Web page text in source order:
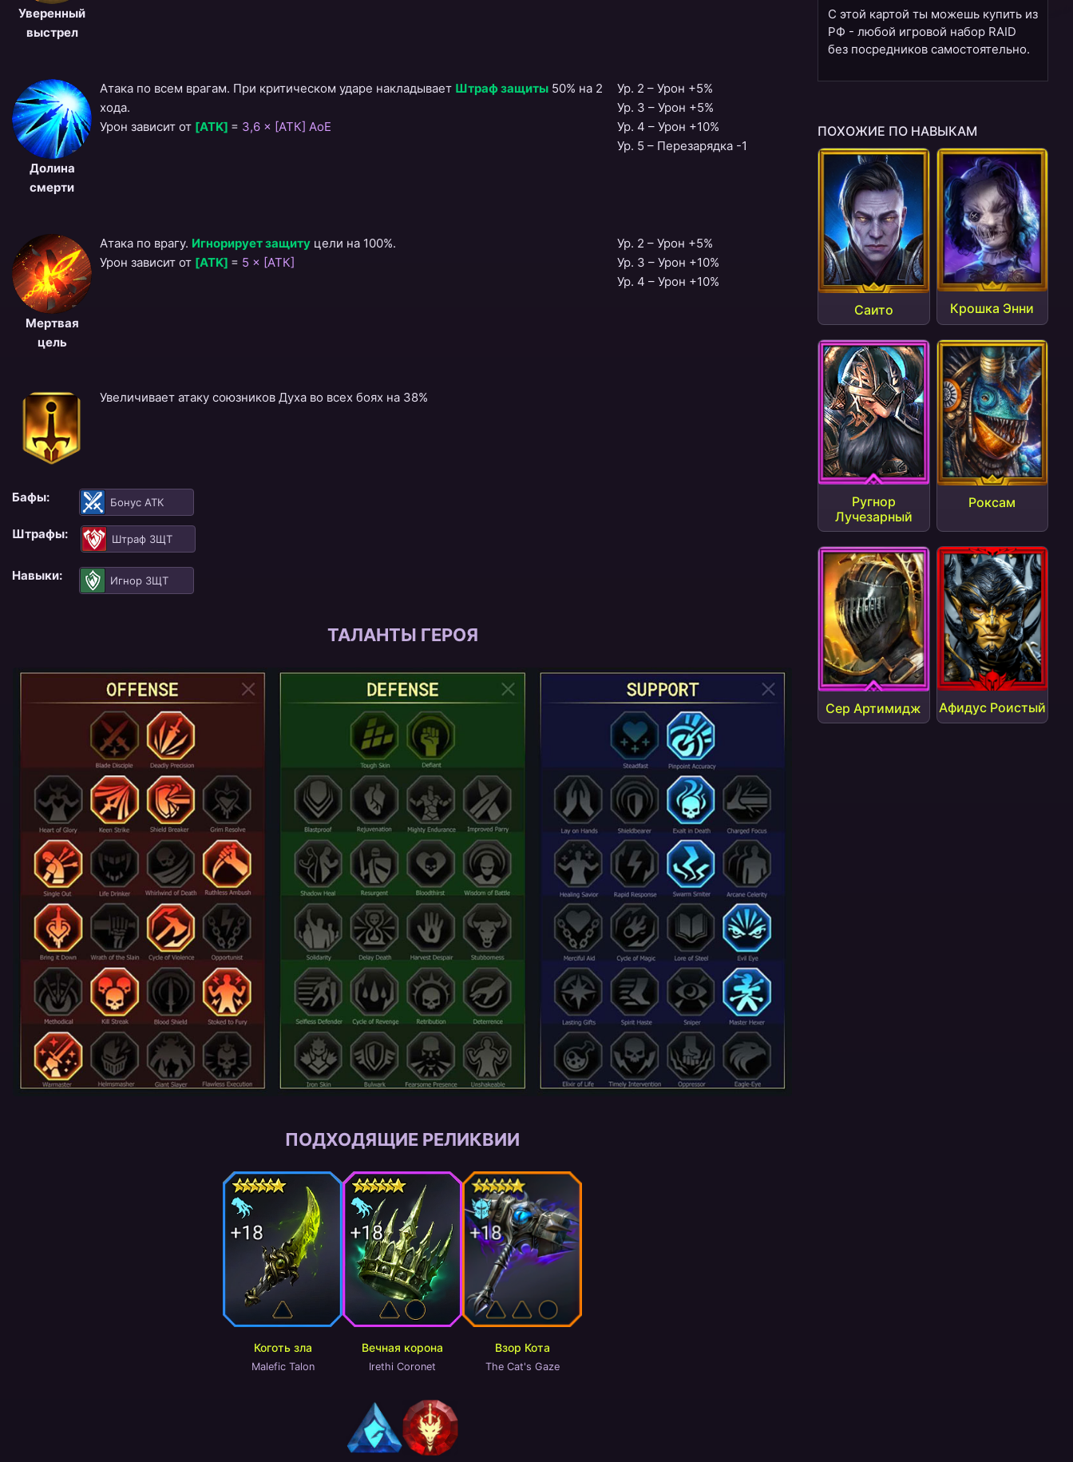
Уверенный
выстрел
Долина
смерти
Атака по всем врагам. При критическом ударе накладывает Штраф защиты 50% на 2
хода.
Урон зависит от [ATK] = 3,6 × [АТК] АоЕ
Ур. 2 – Урон +5%
Ур. 3 – Урон +5%
Ур. 4 – Урон +10%
Ур. 5 – Перезарядка -1
Мертвая
цель
Атака по врагу. Игнорирует защиту цели на 100%.
Урон зависит от [ATK] = 5 × [АТК]
Ур. 2 – Урон +5%
Ур. 3 – Урон +10%
Ур. 4 – Урон +10%
Увеличивает атаку союзников Духа во всех боях на 38%
Бафы: Бонус АТК
Штрафы: Штраф ЗЩТ
Навыки: Игнор ЗЩТ
ТАЛАНТЫ ГЕРОЯ
ПОДХОДЯЩИЕ РЕЛИКВИИ
Коготь зла
Malefic Talon
Вечная корона
Irethi Coronet
Взор Кота
The Cat's Gaze
С этой картой ты можешь купить из
РФ - любой игровой набор RAID
без посредников самостоятельно.
ПОХОЖИЕ ПО НАВЫКАМ
Саито Крошка Энни
Ругнор
Лучезарный
Роксам
Сер Артимидж Афидус Роистый